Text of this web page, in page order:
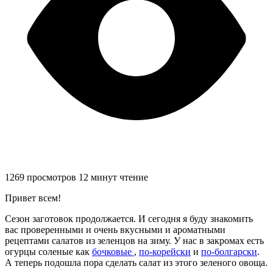
1269 просмотров 12 минут чтение
Привет всем!
Сезон заготовок продолжается. И сегодня я буду знакомить
вас проверенными и очень вкусными и ароматными
рецептами салатов из зеленцов на зиму. У нас в закромах есть
огурцы соленые как бочковые , по-корейски и по-болгарски.
А теперь подошла пора сделать салат из этого зеленого овоща.